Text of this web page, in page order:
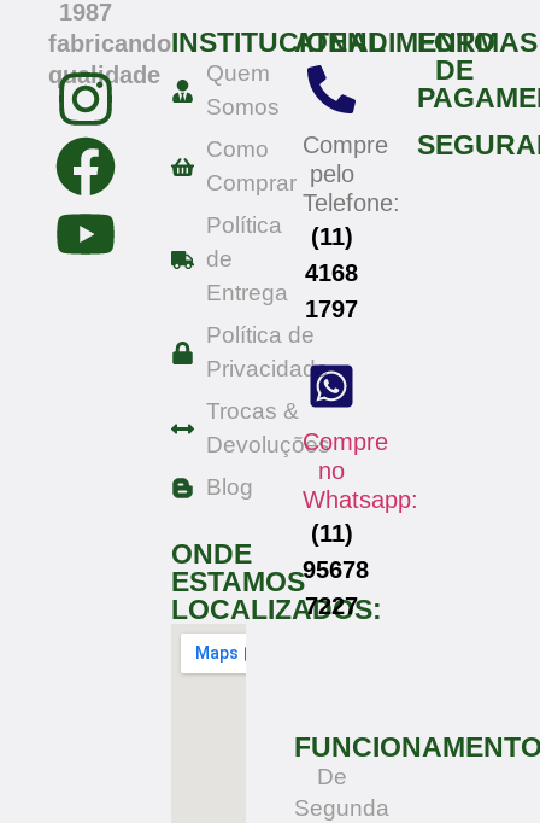
1987
fabricando
qualidade
INSTITUCIONAL
Quem
Somos
Como
Comprar
Política
de
Entrega
Política de
Privacidade
Trocas &
Devoluções
Blog
ONDE
ESTAMOS
LOCALIZADOS:
ATENDIMENTO
Compre
pelo
Telefone:
(11)
4168
1797
Compre
no
Whatsapp:
(11)
95678
7227
De
Segunda
FORMAS
DE